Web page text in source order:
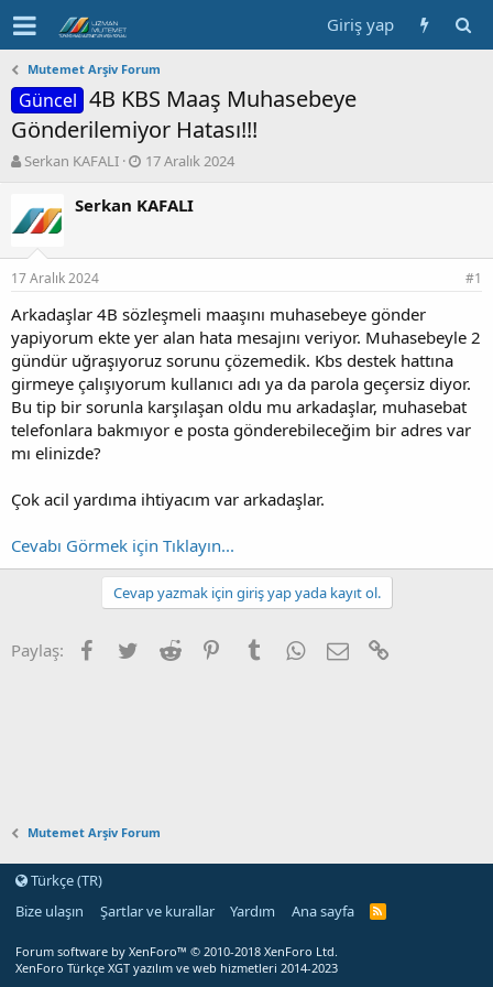
Giriş yap
Mutemet Arşiv Forum
Güncel 4B KBS Maaş Muhasebeye
Gönderilemiyor Hatası!!!
K
b
u
y
u
a
ş
l
a
a
n
Serkan KAFALI
B
ş
n
ç
t
a
r
h
i
17 Aralık 2024
Serkan KAFALI
17 Aralık 2024 #1
Arkadaşlar 4B sözleşmeli maaşını muhasebeye gönder
yapiyorum ekte yer alan hata mesajını veriyor. Muhasebeyle 2
gündür uğraşıyoruz sorunu çözemedik. Kbs destek hattına
girmeye çalışıyorum kullanıcı adı ya da parola geçersiz diyor.
Bu tip bir sorunla karşılaşan oldu mu arkadaşlar, muhasebat
telefonlara bakmıyor e posta gönderebileceğim bir adres var
mı elinizde?
Çok acil yardıma ihtiyacım var arkadaşlar.
Cevabı Görmek için Tıklayın...
Cevap yazmak için giriş yap yada kayıt ol.
Paylaş: Facebook
TwitterReddit PinterestTumblrWhatsApp
E-posta
Mutemet Arşiv Forum
Türkçe (TR)
Bize ulaşın
Şartlar ve kurallar Yardım Ana sayfa
Forum software by XenForo™ © 2010-2018 XenForo Ltd.
XenForo Türkçe XGT yazılım ve web hizmetleri 2014-2023